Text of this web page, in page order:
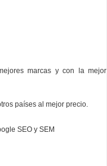
marcas y con la mejor
países al mejor precio.
SEO y SEM